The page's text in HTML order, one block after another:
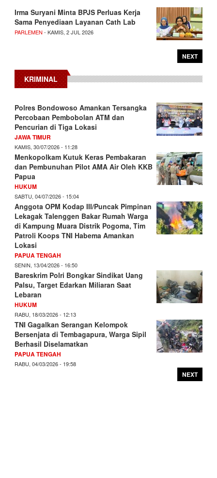
Irma Suryani Minta BPJS Perluas Kerja
Sama Penyediaan Layanan Cath Lab
PARLEMEN - KAMIS, 2 JUL 2026
NEXT
KRIMINAL
Polres Bondowoso Amankan Tersangka
Percobaan Pembobolan ATM dan
Pencurian di Tiga Lokasi
JAWA TIMUR
KAMIS, 30/07/2026 - 11:28
Menkopolkam Kutuk Keras Pembakaran
dan Pembunuhan Pilot AMA Air Oleh KKB
Papua
HUKUM
SABTU, 04/07/2026 - 15:04
Anggota OPM Kodap III/Puncak Pimpinan
Lekagak Talenggen Bakar Rumah Warga
di Kampung Muara Distrik Pogoma, Tim
Patroli Koops TNI Habema Amankan
Lokasi
PAPUA TENGAH
SENIN, 13/04/2026 - 16:50
Bareskrim Polri Bongkar Sindikat Uang
Palsu, Target Edarkan Miliaran Saat
Lebaran
HUKUM
RABU, 18/03/2026 - 12:13
TNI Gagalkan Serangan Kelompok
Bersenjata di Tembagapura, Warga Sipil
Berhasil Diselamatkan
PAPUA TENGAH
RABU, 04/03/2026 - 19:58
NEXT